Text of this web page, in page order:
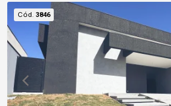
espaço para uma área gourmet,
suíte para visita e mais uma
vagas cobertas, área para
Cód. 3846